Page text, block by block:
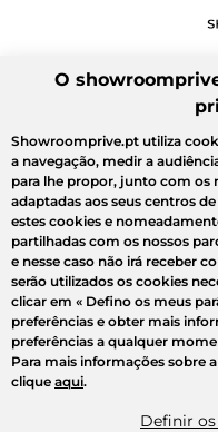
O
Showroomprive.pt utiliza
a navegação, medir a
para lhe propor, junto com os
adaptadas aos seus centros
estes cookies e
partilhadas com os nossos
e nesse caso não irá receber
serão utilizados os cookies
clicar em « Defino os meus
preferências e obter mais
preferências a qualquer
Para mais informações sobre
clique aqui.
Definir